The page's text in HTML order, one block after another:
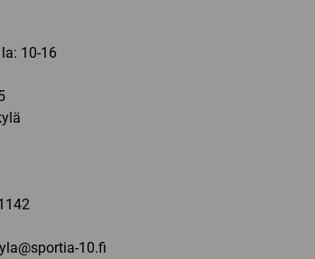
10-16
10.fi